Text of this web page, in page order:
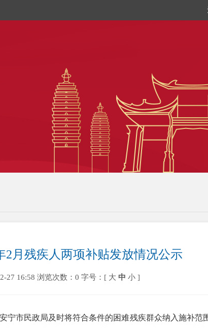
2月残疾人两项补贴发放情况公示
27 16:58 浏览次数：0 字号：[ 大 中 小 ]
市民政局及时将符合条件的困难残疾群众纳入施补范